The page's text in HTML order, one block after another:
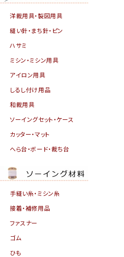
洋裁用具・製図用具
縫い針・まち針・ピン
ハサミ
ミシン・ミシン用具
アイロン用具
しるし付け用品
和裁用具
ソーイングセット・ケース
カッター・マット
へら台・ボード・裁ち台
手縫い糸・ミシン糸
接着・補修用品
ファスナー
ゴム
ひも